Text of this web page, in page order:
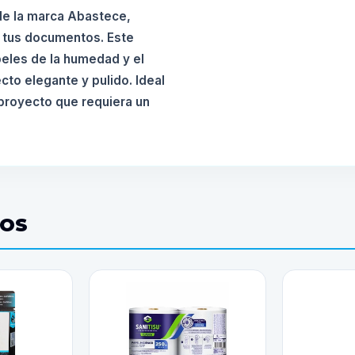
la marca Abastece,
documentos. Este
de la humedad y el
elegante y pulido. Ideal
que requiera un